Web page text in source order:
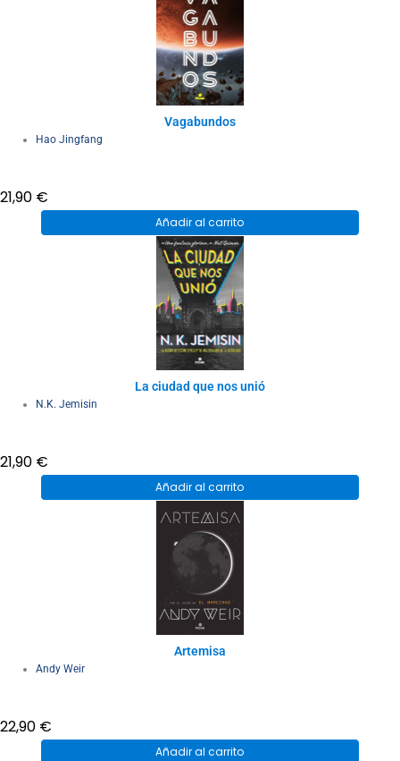
Vagabundos
Hao Jingfang
21,90 €
Añadir al carrito
La ciudad que nos unió
N.K. Jemisin
21,90 €
Añadir al carrito
Artemisa
Andy Weir
22,90 €
Añadir al carrito